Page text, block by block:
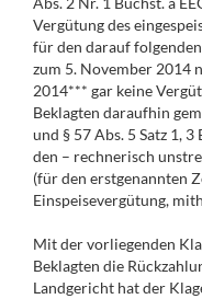
Vergütung des
für den darauf
zum 5. November 2014
2014*** gar keine
Beklagten daraufhin
und § 57 Abs. 5 Satz 1,
den – rechnerisch
(für den erstgenannten
Einspeisevergütung,
Mit der vorliegenden
Beklagten die
Landgericht hat der